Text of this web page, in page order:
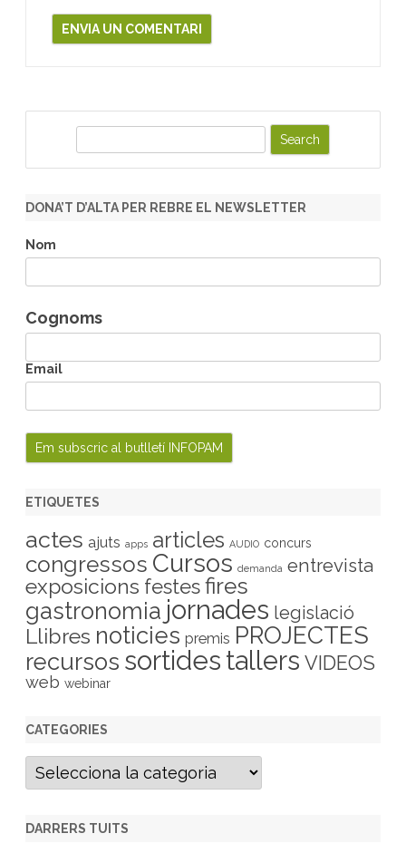
r
h
DONA’T D’ALTA PER REBRE EL NEWSLETTER
Nom
Cognoms
Email
ETIQUETES
actes ajuts apps articles AUDIO concurs
congressos Cursos demanda entrevista
exposicions festesfires
gastronomia jornades legislació
Llibres noticies premis PROJECTES
recursos sortides tallers VIDEOS
web webinar
CATEGORIES
C
t
g
DARRERS TUITS